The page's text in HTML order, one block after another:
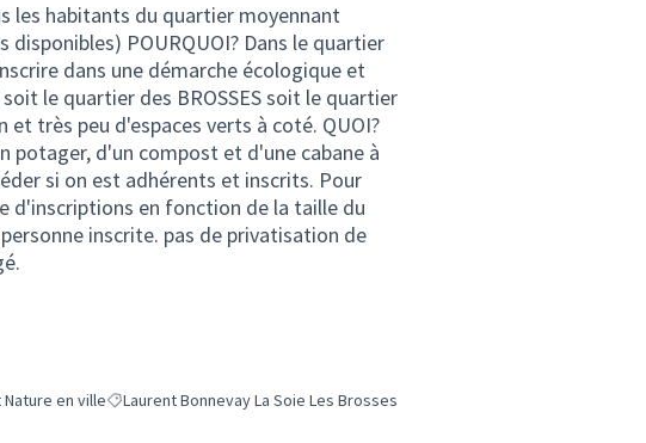
les habitants du quartier moyennant
POURQUOI? Dans le quartier
dans une démarche écologique et
le quartier des BROSSES soit le quartier
et très peu d'espaces verts à coté. QUOI?
potager, d'un compost et d'une cabane à
si on est adhérents et inscrits. Pour
d'inscriptions en fonction de la taille du
inscrite. pas de privatisation de
la catégorie : Environnement et Nature en ville
en villeFiltrer les résultats pour le secteur : Laurent Bonnevay La Soie Les Brosses
Laurent Bonnevay La Soie Les Brosses